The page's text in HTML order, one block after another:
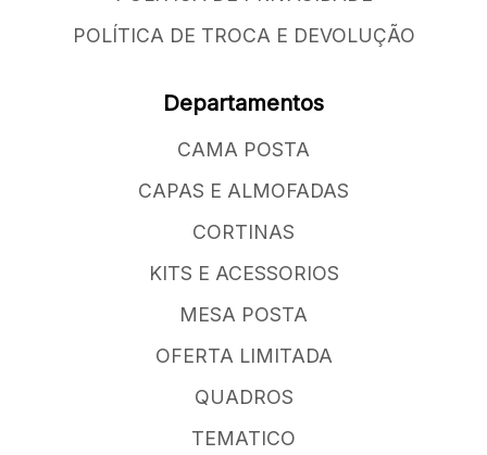
POLÍTICA DE TROCA E DEVOLUÇÃO
Departamentos
CAMA POSTA
CAPAS E ALMOFADAS
CORTINAS
KITS E ACESSORIOS
MESA POSTA
OFERTA LIMITADA
QUADROS
TEMATICO